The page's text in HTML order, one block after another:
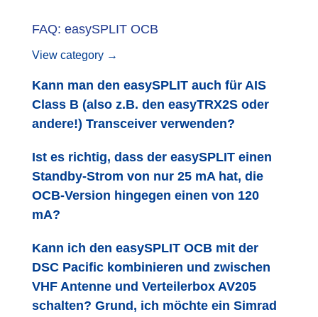
FAQ: easySPLIT OCB
View category →
Kann man den easySPLIT auch für AIS
Class B (also z.B. den easyTRX2S oder
andere!) Transceiver verwenden?
Ist es richtig, dass der easySPLIT einen
Standby-Strom von nur 25 mA hat, die
OCB-Version hingegen einen von 120
mA?
Kann ich den easySPLIT OCB mit der
DSC Pacific kombinieren und zwischen
VHF Antenne und Verteilerbox AV205
schalten? Grund, ich möchte ein Simrad